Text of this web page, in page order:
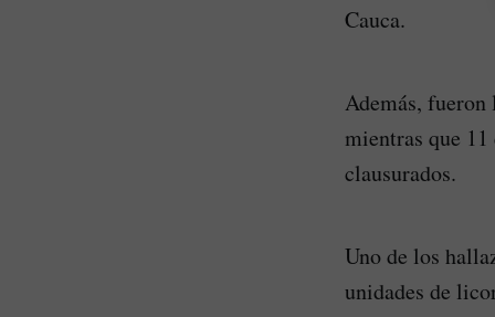
Cauca.
Además, fueron
mientras que
clausurados.
Uno de los
unidades de